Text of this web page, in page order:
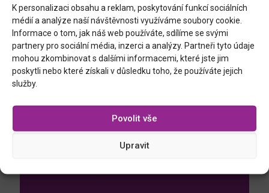
K personalizaci obsahu a reklam, poskytování funkcí sociálních
médií a analýze naší návštěvnosti využíváme soubory cookie.
Informace o tom, jak náš web používáte, sdílíme se svými
partnery pro sociální média, inzerci a analýzy. Partneři tyto údaje
mohou zkombinovat s dalšími informacemi, které jste jim
poskytli nebo které získali v důsledku toho, že používáte jejich
služby.
Povolit vše
Upravit